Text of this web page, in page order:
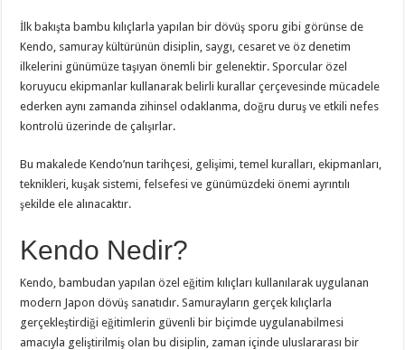
İlk bakışta bambu kılıçlarla yapılan bir dövüş sporu gibi görünse de
Kendo, samuray kültürünün disiplin, saygı, cesaret ve öz denetim
ilkelerini günümüze taşıyan önemli bir gelenektir. Sporcular özel
koruyucu ekipmanlar kullanarak belirli kurallar çerçevesinde mücadele
ederken aynı zamanda zihinsel odaklanma, doğru duruş ve etkili nefes
kontrolü üzerinde de çalışırlar.
Bu makalede Kendo’nun tarihçesi, gelişimi, temel kuralları, ekipmanları,
teknikleri, kuşak sistemi, felsefesi ve günümüzdeki önemi ayrıntılı
şekilde ele alınacaktır.
Kendo Nedir?
Kendo, bambudan yapılan özel eğitim kılıçları kullanılarak uygulanan
modern Japon dövüş sanatıdır. Samurayların gerçek kılıçlarla
gerçekleştirdiği eğitimlerin güvenli bir biçimde uygulanabilmesi
amacıyla geliştirilmiş olan bu disiplin, zaman içinde uluslararası bir